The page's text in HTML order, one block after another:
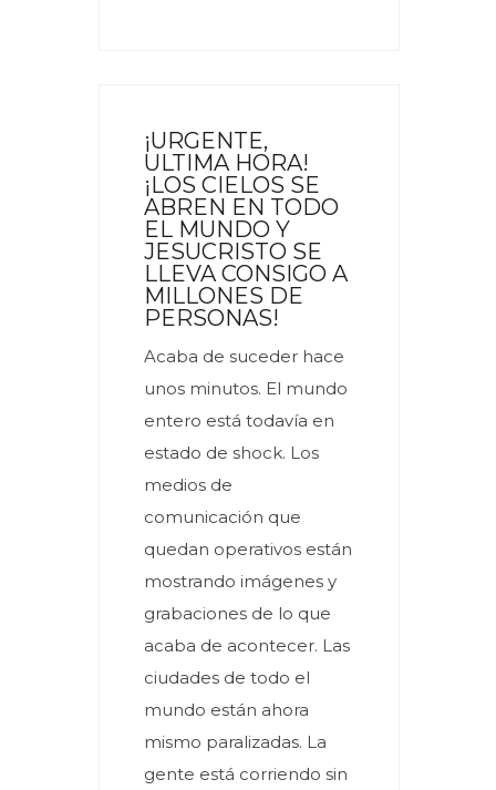
¡URGENTE,
ULTIMA HORA!
¡LOS CIELOS SE
ABREN EN TODO
EL MUNDO Y
JESUCRISTO SE
LLEVA CONSIGO A
MILLONES DE
PERSONAS!
Acaba de suceder hace
unos minutos. El mundo
entero está todavía en
estado de shock. Los
medios de
comunicación que
quedan operativos están
mostrando imágenes y
grabaciones de lo que
acaba de acontecer. Las
ciudades de todo el
mundo están ahora
mismo paralizadas. La
gente está corriendo sin